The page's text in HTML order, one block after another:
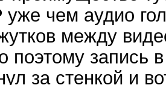
чем аудио
между
поэтому запись
за стенкой и